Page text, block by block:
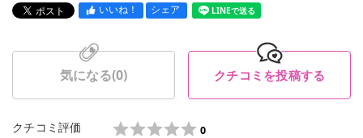
いいね！ シェア LINEで送る
気になる(0) クチコミを投稿する
クチコミ評価 0